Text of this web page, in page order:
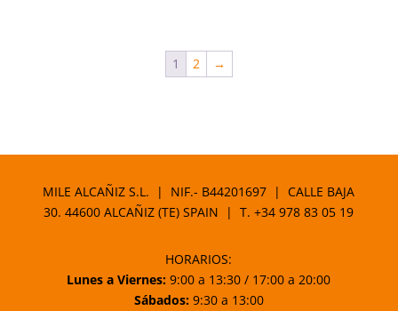
1 2 →
MILE ALCAÑIZ S.L. | NIF.- B44201697 | CALLE BAJA
30. 44600 ALCAÑIZ (TE) SPAIN | T.+34 978 83 05 19
HORARIOS:
Lunes a Viernes: 9:00 a 13:30 / 17:00 a 20:00
Sábados:9:30 a 13:00